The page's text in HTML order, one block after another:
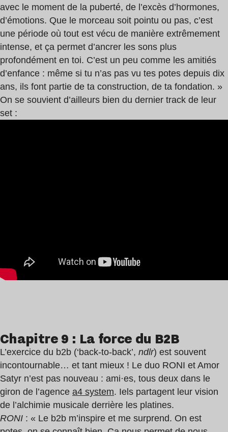
avec le moment de la puberté, de l’excès d’hormones,
d’émotions. Que le morceau soit pointu ou pas, c’est
une période où tout est vécu de manière extrêmement
intense, et ça permet d’ancrer les sons plus
profondément en toi. C’est un peu comme les amitiés
d’enfance : même si tu n’as pas vu tes potes depuis dix
ans, ils font partie de ta construction, de ta fondation. »
On se souvient d’ailleurs bien du dernier track de leur
set :
Chapitre 9 : La force du B2B
L’exercice du b2b (‘back-to-back’, ndlr) est souvent
incontournable… et tant mieux ! Le duo RONI et Amor
Satyr n’est pas nouveau : ami·es, tous deux dans le
giron de l’agence a4 system. Iels partagent leur vision
de l’alchimie musicale derrière les platines.
RONI : « Le b2b m’inspire et me surprend. On est